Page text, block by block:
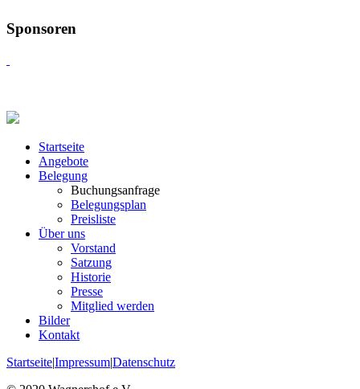
Sponsoren
Startseite
Angebote
Belegung
Buchungsanfrage
Belegungsplan
Preisliste
Über uns
Vorstand
Satzung
Historie
Presse
Mitglied werden
Bilder
Kontakt
Startseite|Impressum|Datenschutz